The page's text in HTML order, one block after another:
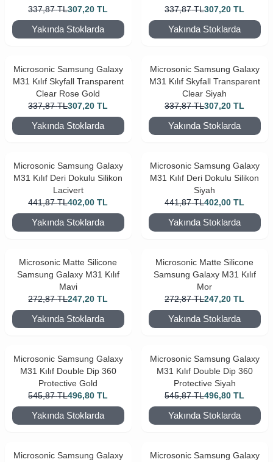
337,87 TL307,20 TL
Yakında Stoklarda
337,87 TL307,20 TL
Yakında Stoklarda
Microsonic Samsung Galaxy
M31 Kılıf Skyfall Transparent
Clear Rose Gold
337,87 TL307,20 TL
Yakında Stoklarda
Microsonic Samsung Galaxy
M31 Kılıf Skyfall Transparent
Clear Siyah
337,87 TL307,20 TL
Yakında Stoklarda
Microsonic Samsung Galaxy
M31 Kılıf Deri Dokulu Silikon
Lacivert
441,87 TL402,00 TL
Yakında Stoklarda
Microsonic Samsung Galaxy
M31 Kılıf Deri Dokulu Silikon
Siyah
441,87 TL402,00 TL
Yakında Stoklarda
Microsonic Matte Silicone
Samsung Galaxy M31 Kılıf
Mavi
272,87 TL247,20 TL
Yakında Stoklarda
Microsonic Matte Silicone
Samsung Galaxy M31 Kılıf
Mor
272,87 TL247,20 TL
Yakında Stoklarda
Microsonic Samsung Galaxy
M31 Kılıf Double Dip 360
Protective Gold
545,87 TL496,80 TL
Yakında Stoklarda
Microsonic Samsung Galaxy
M31 Kılıf Double Dip 360
Protective Siyah
545,87 TL496,80 TL
Yakında Stoklarda
Microsonic Samsung Galaxy
Microsonic Samsung Galaxy